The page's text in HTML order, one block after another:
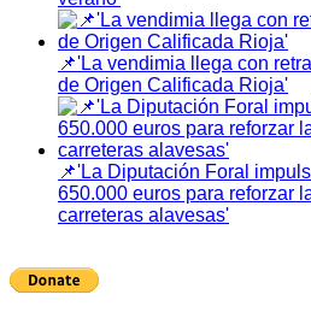
📌'La vendimia llega con
de Origen Calificada Rioja'
📌'La Diputación Foral
650.000 euros para reforzar
carreteras alavesas'